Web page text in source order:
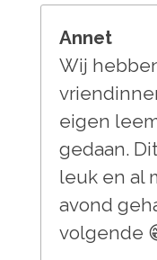
Annet
Wij
eigen
gedaan.
leuk en al
avond
volgende